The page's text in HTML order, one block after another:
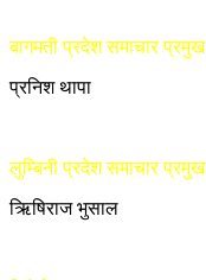
बागमती प्रदेश समाचार प्रमुख
प्रनिश थापा
लुम्बिनी प्रदेश समाचार प्रमुख
ऋिषिराज भुसाल